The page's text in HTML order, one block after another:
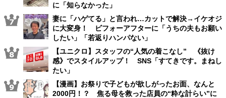
に「知らなかった」
妻に「ハゲてる」と言われ…カットで解決→イケオジ
に大変身！ ビフォーアフターに「うちの夫もお願い
したい」「若返りハンパない」
【ユニクロ】スタッフの“人気の着こなし” 《抜け
感》でスタイルアップ！ SNS「すてきです。まねし
たい」
【漫画】お祭りで子どもが欲しがったお面、なんと
2000円！？ 焦る母を救った店員の“粋な計らい”に